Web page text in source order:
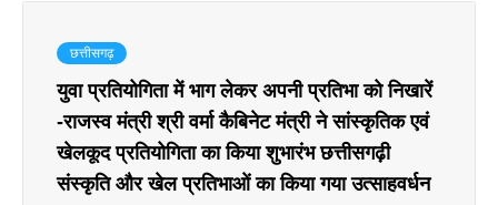
छत्तीसगढ़
युवा प्रतियोगिता में भाग लेकर अपनी प्रतिभा को निखारें
-राजस्व मंत्री श्री वर्मा कैबिनेट मंत्री ने सांस्कृतिक एवं
खेलकूद प्रतियोगिता का किया शुभारंभ छत्तीसगढ़ी
संस्कृति और खेल प्रतिभाओं का किया गया उत्साहवर्धन